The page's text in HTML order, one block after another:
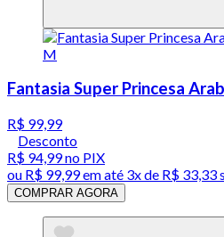
Fantasia Super Princesa
R$ 99,99
Desconto
R$ 94,99no PIX
ou R$ 99,99em até 3x de R$ 33,33
COMPRAR AGORA